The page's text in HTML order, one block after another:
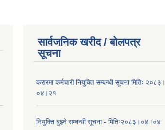
सार्वजनिक खरीद / बोलपत्र
सूचना
करारमा कर्मचारी नियुक्ति सम्बन्धी सूचना मितिः २०८३।
०४।२१
नियुक्ति बुझ्ने सम्बन्धी सूचना - मितिः२०८३।०४।०४